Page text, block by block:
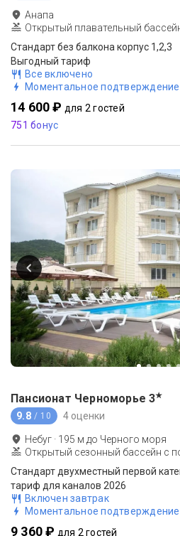
Анапа
Открытый плавательный
Стандарт без балкона корпус 1,2,3
Выгодный тариф
Все включено
Моментальное подтверждение
14 600 ₽ для 2 гостей
751 бонус
Пансионат Черноморье 3★
9.8 / 10 4 оценки
Небуг · 195 м до Черного моря
Открытый сезонный бассейн с
Стандарт двухместный первой
тариф для каналов 2026
Включен завтрак
Моментальное подтверждение
9 360 ₽ для 2 гостей